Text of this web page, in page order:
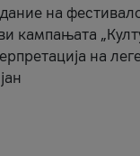
на
кампањата
на